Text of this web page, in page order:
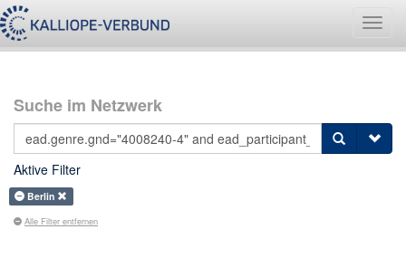
Suche im Netzwerk
Aktive Filter
Berlin
Alle Filter entfernen